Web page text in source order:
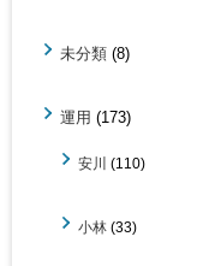
未分類 (8)
運用 (173)
安川 (110)
小林 (33)